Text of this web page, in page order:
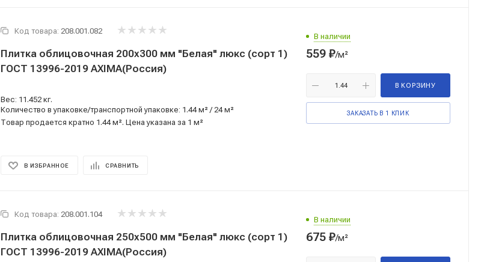
Код товара: 208.001.082
Плитка облицовочная 200x300 мм "Белая" люкс (сорт 1)
ГОСТ 13996-2019 AXIMA(Россия)
Вес: 11.452 кг.
Количество в упаковке/транспортной упаковке: 1.44 м² / 24 м²
Товар продается кратно 1.44 м². Цена указана за 1 м²
В ИЗБРАННОЕ СРАВНИТЬ
В наличии
559 ₽/м²
В КОРЗИНУ
ЗАКАЗАТЬ В 1 КЛИК
Код товара: 208.001.104
Плитка облицовочная 250x500 мм "Белая" люкс (сорт 1)
ГОСТ 13996-2019 AXIMA(Россия)
В наличии
675 ₽/м²